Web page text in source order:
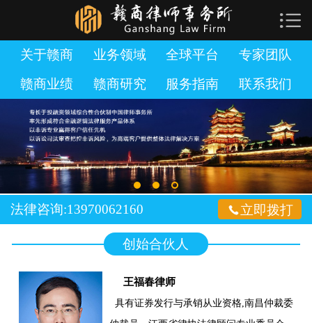
 网站首页
关于赣商
业务领域
全球平台
专家团队
赣商业绩
赣商研究
加入赣商

关于赣商 业务领域 全球平台
专家团队
赣商业绩
赣商研究 服务指南 联系我们
立即拨打
法律咨询:13970062160
创始合伙人
王福春律师
具有证券发行与承销从业资格,南昌仲裁委